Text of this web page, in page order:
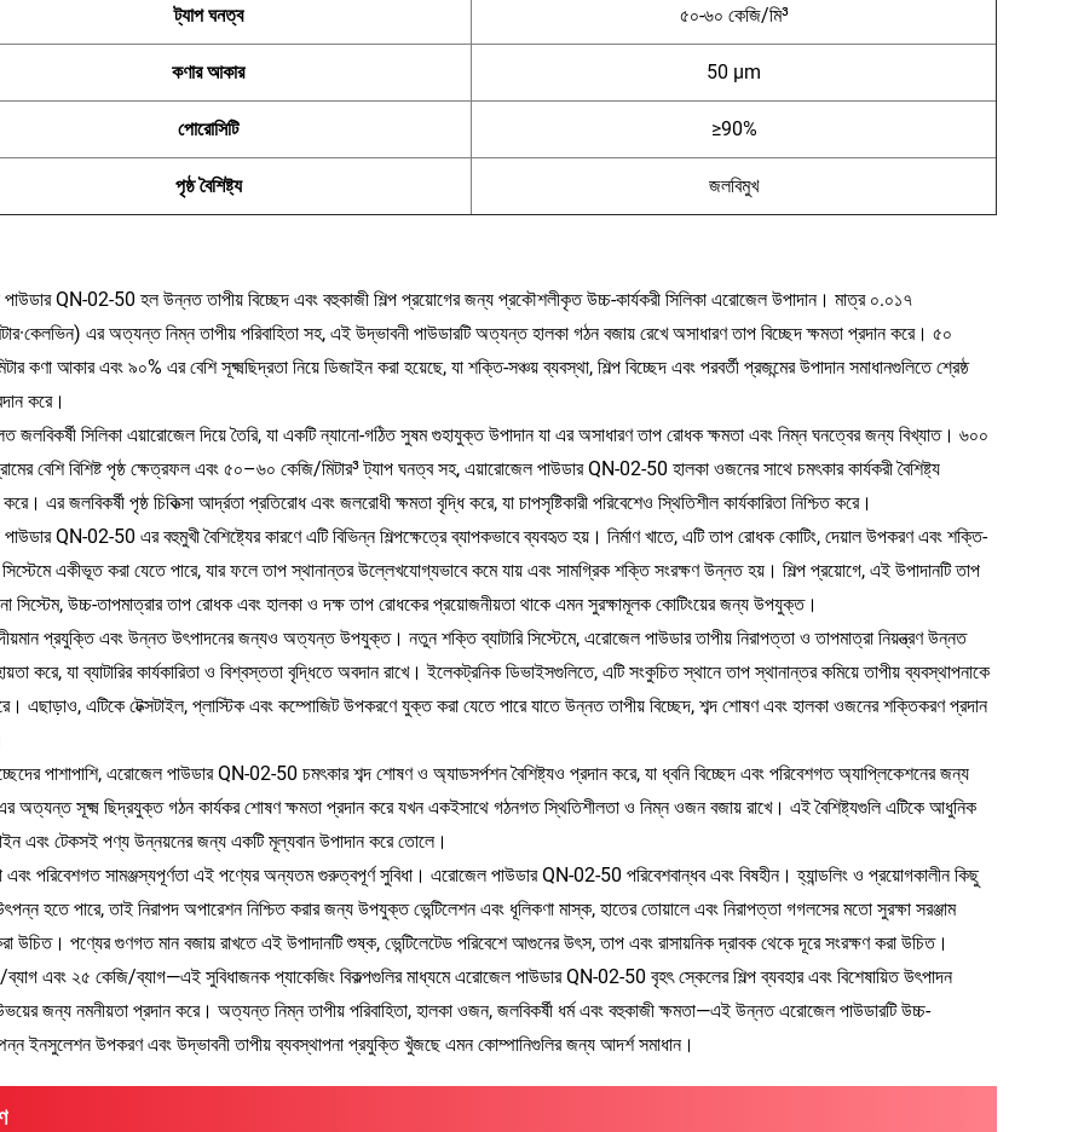
ট্যাপ ঘনত্ব ৫০-৬০ কেজি/মি³
কণার আকার 50 μm
পোরোসিটি ≥90%
পৃষ্ঠ বৈশিষ্ট্য জলবিমুখ
QN-02-50 হল উন্নত তাপীয় বিচ্ছেদ এবং বহুকাজী শিল্প প্রয়োগের জন্য প্রকৌশলীকৃত উচ্চ-কার্যকরী সিলিকা এরোজেল উপাদান। মাত্র ০.০১৭
এর অত্যন্ত নিম্ন তাপীয় পরিবাহিতা সহ, এই উদ্ভাবনী পাউডারটি অত্যন্ত হালকা গঠন বজায় রেখে অসাধারণ তাপ বিচ্ছেদ ক্ষমতা প্রদান করে। ৫০
কণা আকার এবং ৯০% এর বেশি সূক্ষ্মছিদ্রতা নিয়ে ডিজাইন করা হয়েছে, যা শক্তি-সঞ্চয় ব্যবস্থা, শিল্প বিচ্ছেদ এবং পরবর্তী প্রজন্মের উপাদান সমাধানগুলিতে শ্রেষ্ঠ
করে।
জলবিকর্ষী সিলিকা এয়ারোজেল দিয়ে তৈরি, যা একটি ন্যানো-গঠিত সুষম গুহাযুক্ত উপাদান যা এর অসাধারণ তাপ রোধক ক্ষমতা এবং নিম্ন ঘনত্বের জন্য বিখ্যাত। ৬০০
বেশি বিশিষ্ট পৃষ্ঠ ক্ষেত্রফল এবং ৫০–৬০ কেজি/মিটার³ ট্যাপ ঘনত্ব সহ, এয়ারোজেল পাউডার QN-02-50 হালকা ওজনের সাথে চমৎকার কার্যকরী বৈশিষ্ট্য
এর জলবিকর্ষী পৃষ্ঠ চিকিত্সা আর্দ্রতা প্রতিরোধ এবং জলরোধী ক্ষমতা বৃদ্ধি করে, যা চাপসৃষ্টিকারী পরিবেশেও স্থিতিশীল কার্যকারিতা নিশ্চিত করে।
QN-02-50 এর বহুমুখী বৈশিষ্ট্যের কারণে এটি বিভিন্ন শিল্পক্ষেত্রে ব্যাপকভাবে ব্যবহৃত হয়। নির্মাণ খাতে, এটি তাপ রোধক কোটিং, দেয়াল উপকরণ এবং শক্তি-
একীভূত করা যেতে পারে, যার ফলে তাপ স্থানান্তর উল্লেখযোগ্যভাবে কমে যায় এবং সামগ্রিক শক্তি সংরক্ষণ উন্নত হয়। শিল্প প্রয়োগে, এই উপাদানটি তাপ
সিস্টেম, উচ্চ-তাপমাত্রার তাপ রোধক এবং হালকা ও দক্ষ তাপ রোধকের প্রয়োজনীয়তা থাকে এমন সুরক্ষামূলক কোটিংয়ের জন্য উপযুক্ত।
প্রযুক্তি এবং উন্নত উৎপাদনের জন্যও অত্যন্ত উপযুক্ত। নতুন শক্তি ব্যাটারি সিস্টেমে, এরোজেল পাউডার তাপীয় নিরাপত্তা ও তাপমাত্রা নিয়ন্ত্রণ উন্নত
করে, যা ব্যাটারির কার্যকারিতা ও বিশ্বস্ততা বৃদ্ধিতে অবদান রাখে। ইলেকট্রনিক ডিভাইসগুলিতে, এটি সংকুচিত স্থানে তাপ স্থানান্তর কমিয়ে তাপীয় ব্যবস্থাপনাকে
এছাড়াও, এটিকে টেক্সটাইল, প্লাস্টিক এবং কম্পোজিট উপকরণে যুক্ত করা যেতে পারে যাতে উন্নত তাপীয় বিচ্ছেদ, শব্দ শোষণ এবং হালকা ওজনের শক্তিকরণ প্রদান
পাশাপাশি, এরোজেল পাউডার QN-02-50 চমৎকার শব্দ শোষণ ও অ্যাডসর্পশন বৈশিষ্ট্যও প্রদান করে, যা ধ্বনি বিচ্ছেদ এবং পরিবেশগত অ্যাপ্লিকেশনের জন্য
অত্যন্ত সূক্ষ্ম ছিদ্রযুক্ত গঠন কার্যকর শোষণ ক্ষমতা প্রদান করে যখন একইসাথে গঠনগত স্থিতিশীলতা ও নিম্ন ওজন বজায় রাখে। এই বৈশিষ্ট্যগুলি এটিকে আধুনিক
এবং টেকসই পণ্য উন্নয়নের জন্য একটি মূল্যবান উপাদান করে তোলে।
এবং পরিবেশগত সামঞ্জস্যপূর্ণতা এই পণ্যের অন্যতম গুরুত্বপূর্ণ সুবিধা। এরোজেল পাউডার QN-02-50 পরিবেশবান্ধব এবং বিষহীন। হ্যান্ডলিং ও প্রয়োগকালীন কিছু
হতে পারে, তাই নিরাপদ অপারেশন নিশ্চিত করার জন্য উপযুক্ত ভেন্টিলেশন এবং ধূলিকণা মাস্ক, হাতের তোয়ালে এবং নিরাপত্তা গগলসের মতো সুরক্ষা সরঞ্জাম
উচিত। পণ্যের গুণগত মান বজায় রাখতে এই উপাদানটি শুষ্ক, ভেন্টিলেটেড পরিবেশে আগুনের উৎস, তাপ এবং রাসায়নিক দ্রাবক থেকে দূরে সংরক্ষণ করা উচিত।
এবং ২৫ কেজি/ব্যাগ—এই সুবিধাজনক প্যাকেজিং বিকল্পগুলির মাধ্যমে এরোজেল পাউডার QN-02-50 বৃহৎ স্কেলের শিল্প ব্যবহার এবং বিশেষায়িত উৎপাদন
জন্য নমনীয়তা প্রদান করে। অত্যন্ত নিম্ন তাপীয় পরিবাহিতা, হালকা ওজন, জলবিকর্ষী ধর্ম এবং বহুকাজী ক্ষমতা—এই উন্নত এরোজেল পাউডারটি উচ্চ-
ইনসুলেশন উপকরণ এবং উদ্ভাবনী তাপীয় ব্যবস্থাপনা প্রযুক্তি খুঁজছে এমন কোম্পানিগুলির জন্য আদর্শ সমাধান।